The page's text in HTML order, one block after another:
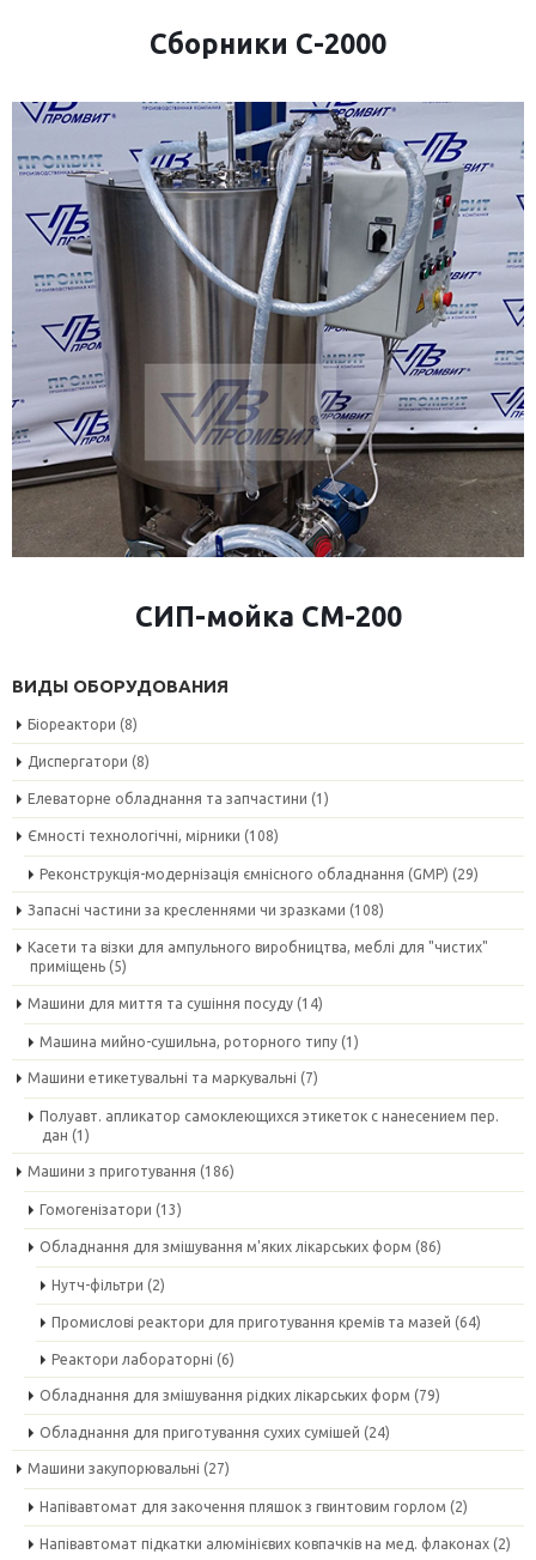
Сборники С-2000
СИП-мойка СМ-200
ВИДЫ ОБОРУДОВАНИЯ
Біореактори (8)
Диспергатори (8)
Елеваторне обладнання та запчастини (1)
Ємності технологічні, мірники (108)
Реконструкція-модернізація ємнісного обладнання (GMP) (29)
Запасні частини за кресленнями чи зразками (108)
Касети та візки для ампульного виробництва, меблі для "чистих"
приміщень (5)
Машини для миття та сушіння посуду (14)
Машина мийно-сушильна, роторного типу (1)
Машини етикетувальні та маркувальні (7)
Полуавт. апликатор самоклеющихся этикеток с нанесением пер.
дан (1)
Машини з приготування (186)
Гомогенізатори (13)
Обладнання для змішування м'яких лікарських форм (86)
Нутч-фільтри (2)
Промислові реактори для приготування кремів та мазей (64)
Реактори лабораторні (6)
Обладнання для змішування рідких лікарських форм (79)
Обладнання для приготування сухих сумішей (24)
Машини закупорювальні (27)
Напівавтомат для закочення пляшок з гвинтовим горлом (2)
Напівавтомат підкатки алюмінієвих ковпачків на мед. флаконах (2)